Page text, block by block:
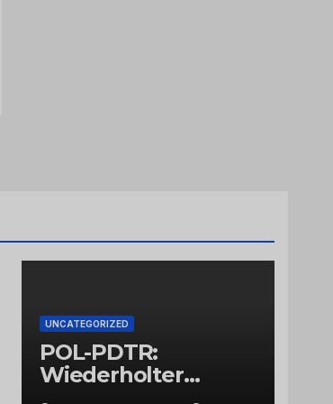
UNCATEGORIZED
POL-PDTR:
Wiederholter
Aufbruch des